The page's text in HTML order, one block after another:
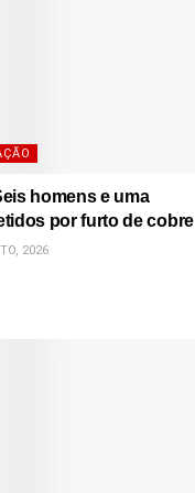
homens e uma
por furto de cobre
2026